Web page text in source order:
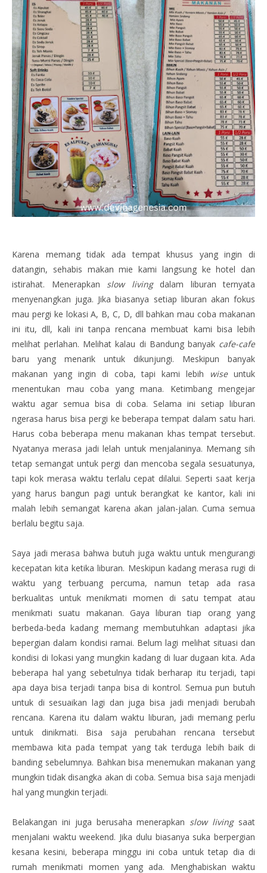
Karena memang tidak ada tempat khusus yang ingin di
datangin, sehabis makan mie kami langsung ke hotel dan
istirahat. Menerapkan slow livingdalam liburan ternyata
menyenangkan juga. Jika biasanya setiap liburan akan fokus
mau pergi ke lokasi A, B, C, D, dll bahkan mau coba makanan
ini itu, dll, kali ini tanpa rencana membuat kami bisa lebih
melihat perlahan. Melihat kalau di Bandung banyak cafe-cafe
baru yang menarik untuk dikunjungi. Meskipun banyak
makanan yang ingin di coba, tapi kami lebih wiseuntuk
menentukan mau coba yang mana. Ketimbang mengejar
waktu agar semua bisa di coba. Selama ini setiap liburan
ngerasa harus bisa pergi ke beberapa tempat dalam satu hari.
Harus coba beberapa menu makanan khas tempat tersebut.
Nyatanya merasa jadi lelah untuk menjalaninya. Memang sih
tetap semangat untuk pergi dan mencoba segala sesuatunya,
tapi kok merasa waktu terlalu cepat dilalui. Seperti saat kerja
yang harus bangun pagi untuk berangkat ke kantor, kali ini
malah lebih semangat karena akan jalan-jalan. Cuma semua
berlalu begitu saja.
Saya jadi merasa bahwa butuh juga waktu untuk mengurangi
kecepatan kita ketika liburan. Meskipun kadang merasa rugi di
waktu yang terbuang percuma, namun tetap ada rasa
berkualitas untuk menikmati momen di satu tempat atau
menikmati suatu makanan. Gaya liburan tiap orang yang
berbeda-beda kadang memang membutuhkan adaptasi jika
bepergian dalam kondisi ramai. Belum lagi melihat situasi dan
kondisi di lokasi yang mungkin kadang di luar dugaan kita. Ada
beberapa hal yang sebetulnya tidak berharap itu terjadi, tapi
apa daya bisa terjadi tanpa bisa di kontrol. Semua pun butuh
untuk di sesuaikan lagi dan juga bisa jadi menjadi berubah
rencana. Karena itu dalam waktu liburan, jadi memang perlu
untuk dinikmati. Bisa saja perubahan rencana tersebut
membawa kita pada tempat yang tak terduga lebih baik di
banding sebelumnya. Bahkan bisa menemukan makanan yang
mungkin tidak disangka akan di coba. Semua bisa saja menjadi
hal yang mungkin terjadi.
Belakangan ini juga berusaha menerapkan slow livingsaat
menjalani waktu weekend. Jika dulu biasanya suka berpergian
kesana kesini, beberapa minggu ini coba untuk tetap dia di
rumah menikmati momen yang ada. Menghabiskan waktu